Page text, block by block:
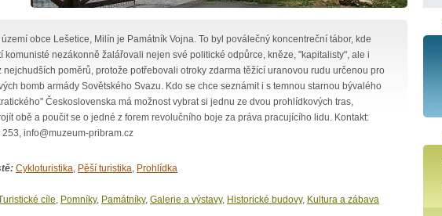
obce Lešetice, Milín je Památník Vojna. To byl poválečný koncentreční tábor, kde
komunisté nezákonně žalářovali nejen své politické odpůrce, kněze, "kapitalisty", ale i
nejchudších poměrů, protože potřebovali otroky zdarma těžící uranovou rudu určenou pro
bomb armády Sovětského Svazu. Kdo se chce seznámit i s temnou starnou bývalého
Československa má možnost vybrat si jednu ze dvou prohlídkových tras,
obě a poučit se o jedné z forem revolučního boje za práva pracujícího lidu. Kontakt:
info@muzeum-pribram.cz
Cykloturistika, Pěší turistika, Prohlídka
cíle, Pomníky, Památníky, Galerie a výstavy, Historické budovy, Kultura a zábava